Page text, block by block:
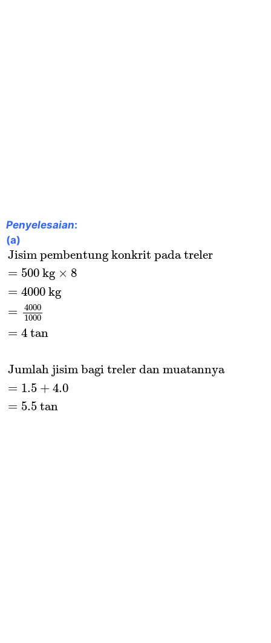
Penyelesaian:
(a)
Jisim pembentung konkrit pada treler
= 500 kg × 8
= 4000 kg
=
4000
1000
= 4 tan
Jumlah jisim bagi treler dan muatannya
= 1.5 + 4.0
= 5.5 tan
Jisim pembentung konkrit pada treler